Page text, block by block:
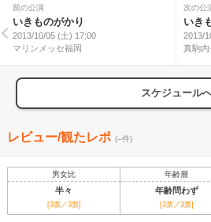
前の公演
いきものがかり
2013/10/05 (土) 17:00
マリンメッセ福岡
次の公
いき
2013/
真駒
スケジュール
レビュー/観たレポ (--件)
男女比 年齢層
半々 年齢問わず
[3票／3票] [3票／3票]